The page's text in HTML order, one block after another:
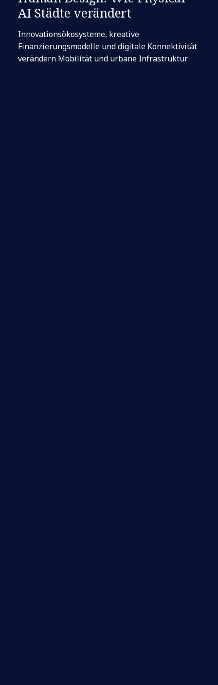
AI Städte verändert
Innovationsökosysteme, kreative
Finanzierungsmodelle und digitale Konnektivität
verändern Mobilität und urbane Infrastruktur